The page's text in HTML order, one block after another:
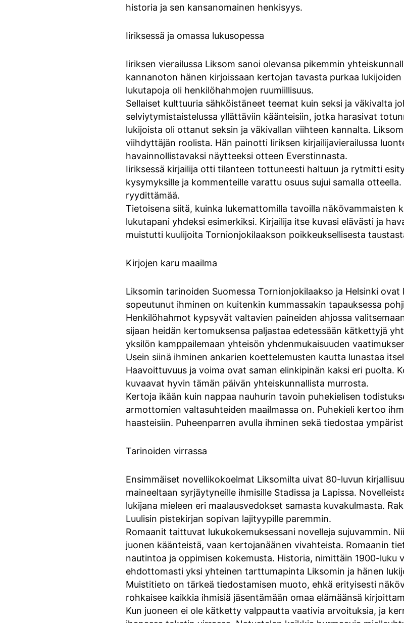
historia ja sen kansanomainen henkisyys.
Iiriksessä ja omassa lukusopessa
Iiriksen vierailussa Liksom sanoi olevansa pikemmin
kannanoton hänen kirjoissaan kertojan tavasta purkaa
lukutapoja oli henkilöhahmojen ruumiillisuus.
Sellaiset kulttuuria sähköistäneet teemat kuin seksi ja väkivalta
selviytymistaistelussa yllättäviin käänteisiin, jotka harasivat
lukijoista oli ottanut seksin ja väkivallan viihteen kannalta.
viihdyttäjän roolista. Hän painotti Iiriksen kirjailijavierailussa
havainnollistavaksi näytteeksi otteen Everstinnasta.
Iiriksessä kirjailija otti tilanteen tottuneesti haltuun ja rytmitti
kysymyksille ja kommenteille varattu osuus sujui samalla
ryydittämää.
Tietoisena siitä, kuinka lukemattomilla tavoilla näkövammaisten
lukutapani yhdeksi esimerkiksi. Kirjailija itse kuvasi elävästi ja
muistutti kuulijoita Tornionjokilaakson poikkeuksellisesta
Kirjojen karu maailma
Liksomin tarinoiden Suomessa Tornionjokilaakso ja Helsinki
sopeutunut ihminen on kuitenkin kummassakin tapauksessa
Henkilöhahmot kypsyvät valtavien paineiden ahjossa
sijaan heidän kertomuksensa paljastaa edetessään kätkettyjä
yksilön kamppailemaan yhteisön yhdenmukaisuuden
Usein siinä ihminen ankarien koettelemusten kautta lunastaa
Haavoittuvuus ja voima ovat saman elinkipinän kaksi eri puolta.
kuvaavat hyvin tämän päivän yhteiskunnallista murrosta.
Kertoja ikään kuin nappaa nauhurin tavoin puhekielisen
armottomien valtasuhteiden maailmassa on. Puhekieli kertoo
haasteisiin. Puheenparren avulla ihminen sekä tiedostaa
Tarinoiden virrassa
Ensimmäiset novellikokoelmat Liksomilta uivat 80-luvun
maineeltaan syrjäytyneille ihmisille Stadissa ja Lapissa.
lukijana mieleen eri maalausvedokset samasta kuvakulmasta.
Luulisin pistekirjan sopivan lajityypille paremmin.
Romaanit taittuvat lukukokemuksessani novelleja sujuvammin.
juonen käänteistä, vaan kertojanäänen vivahteista. Romaanin
nautintoa ja oppimisen kokemusta. Historia, nimittäin 1900-luku
ehdottomasti yksi yhteinen tarttumapinta Liksomin ja hänen
Muistitieto on tärkeä tiedostamisen muoto, ehkä erityisesti
rohkaisee kaikkia ihmisiä jäsentämään omaa elämäänsä
Kun juoneen ei ole kätketty valppautta vaativia arvoituksia, ja